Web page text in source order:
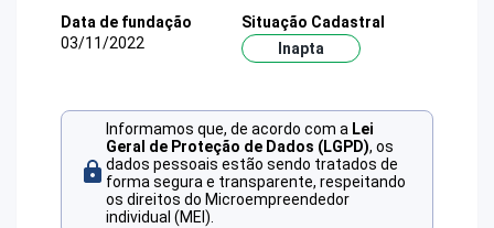
Data de fundação
03/11/2022
Situação Cadastral
Inapta
Informamos que, de acordo com a Lei
Geral de Proteção de Dados (LGPD), os
dados pessoais estão sendo tratados de
forma segura e transparente, respeitando
os direitos do Microempreendedor
individual (MEI).